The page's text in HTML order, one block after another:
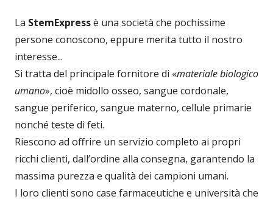
La StemExpressè una società che pochissime
persone conoscono, eppure merita tutto il nostro
interesse...
Si tratta del principale fornitore di «materiale biologico
umano», cioè midollo osseo, sangue cordonale,
sangue periferico, sangue materno, cellule primarie
nonché teste di feti.
Riescono ad offrire un servizio completo ai propri
ricchi clienti, dall’ordine alla consegna, garantendo la
massima purezza e qualità dei campioni umani.
I loro clienti sono case farmaceutiche e università che